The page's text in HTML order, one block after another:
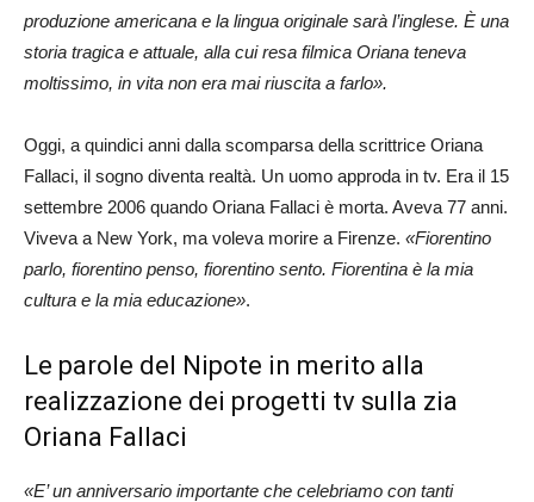
produzione americana e la lingua originale sarà l’inglese. È una
storia tragica e attuale, alla cui resa filmica Oriana teneva
moltissimo, in vita non era mai riuscita a farlo».
Oggi, a quindici anni dalla scomparsa della scrittrice Oriana
Fallaci, il sogno diventa realtà. Un uomo approda in tv. Era il 15
settembre 2006 quando Oriana Fallaci è morta. Aveva 77 anni.
Viveva a New York, ma voleva morire a Firenze. «Fiorentino
parlo, fiorentino penso, fiorentino sento. Fiorentina è la mia
cultura e la mia educazione».
Le parole del Nipote in merito alla
realizzazione dei progetti tv sulla zia
Oriana Fallaci
«E’ un anniversario importante che celebriamo con tanti